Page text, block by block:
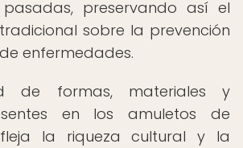
pasadas, preservando así el
sobre la prevención
enfermedades.
de formas, materiales y
en los amuletos de
la riqueza cultural y la